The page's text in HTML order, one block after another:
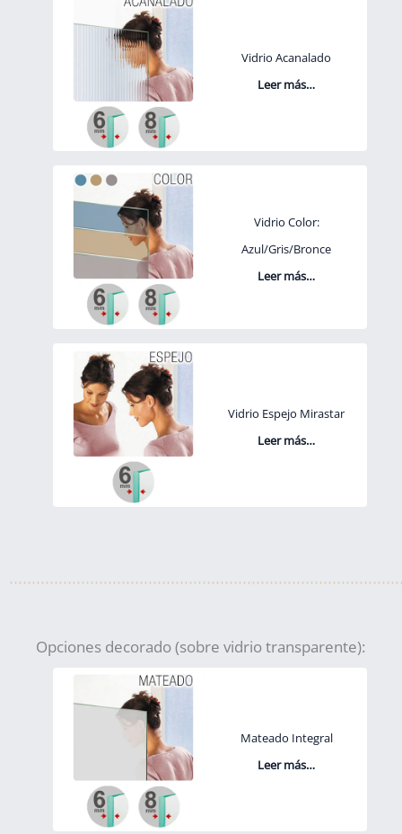
Vidrio Acanalado
Leer más…
Vidrio Color:
Azul/Gris/Bronce
Leer más…
Vidrio Espejo Mirastar
Leer más…
Opciones decorado (sobre vidrio transparente):
Mateado Integral
Leer más…